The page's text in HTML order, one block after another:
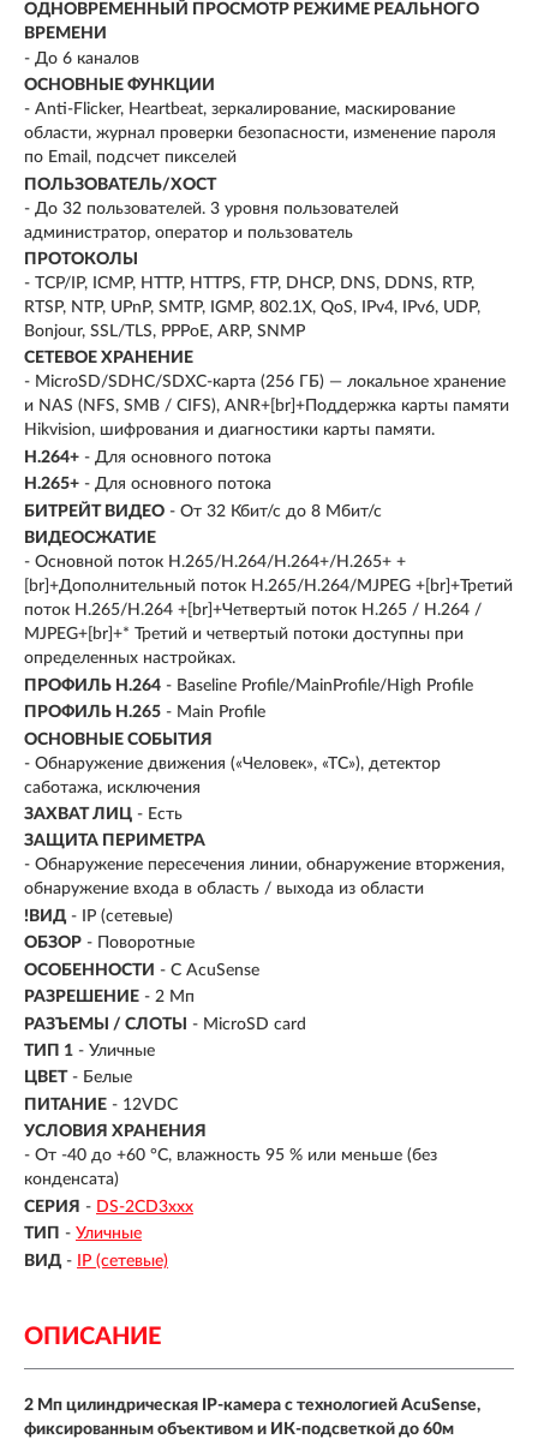
ОДНОВРЕМЕННЫЙ ПРОСМОТР РЕЖИМЕ РЕАЛЬНОГО
ВРЕМЕНИ
- До 6 каналов
ОСНОВНЫЕ ФУНКЦИИ
- Anti-Flicker, Heartbeat, зеркалирование, маскирование
области, журнал проверки безопасности, изменение пароля
по Email, подсчет пикселей
ПОЛЬЗОВАТЕЛЬ/ХОСТ
- До 32 пользователей. 3 уровня пользователей
администратор, оператор и пользователь
ПРОТОКОЛЫ
- TCP/IP, ICMP, HTTP, HTTPS, FTP, DHCP, DNS, DDNS, RTP,
RTSP, NTP, UPnP, SMTP, IGMP, 802.1X, QoS, IPv4, IPv6, UDP,
Bonjour, SSL/TLS, PPPoE, ARP, SNMP
СЕТЕВОЕ ХРАНЕНИЕ
- MicroSD/SDHC/SDXC-карта (256 ГБ) — локальное хранение
и NAS (NFS, SMB / CIFS), ANR+[br]+Поддержка карты памяти
Hikvision, шифрования и диагностики карты памяти.
H.264+ - Для основного потока
H.265+ - Для основного потока
БИТРЕЙТ ВИДЕО - От 32 Кбит/с до 8 Мбит/с
ВИДЕОСЖАТИЕ
- Основной поток H.265/H.264/H.264+/H.265+ +
[br]+Дополнительный поток H.265/H.264/MJPEG +[br]+Третий
поток H.265/H.264 +[br]+Четвертый поток H.265 / H.264 /
MJPEG+[br]+* Третий и четвертый потоки доступны при
определенных настройках.
ПРОФИЛЬ H.264 - Baseline Profile/MainProfile/High Profile
ПРОФИЛЬ H.265 - Main Profile
ОСНОВНЫЕ СОБЫТИЯ
- Обнаружение движения («Человек», «ТС»), детектор
саботажа, исключения
ЗАХВАТ ЛИЦ - Есть
ЗАЩИТА ПЕРИМЕТРА
- Обнаружение пересечения линии, обнаружение вторжения,
обнаружение входа в область / выхода из области
!ВИД - IP (сетевые)
ОБЗОР - Поворотные
ОСОБЕННОСТИ - C AcuSense
РАЗРЕШЕНИЕ - 2 Мп
РАЗЪЕМЫ / СЛОТЫ
- MicroSD card
ТИП 1 - Уличные
ЦВЕТ - Белые
ПИТАНИЕ - 12VDC
УСЛОВИЯ ХРАНЕНИЯ
- От -40 до +60 °C, влажность 95 % или меньше (без
конденсата)
СЕРИЯ - DS-2CD3xxx
ТИП - Уличные
ВИД - IP (сетевые)
ОПИСАНИЕ
2 Мп цилиндрическая IP-камера с технологией AcuSense,
фиксированным объективом и ИК-подсветкой до 60м